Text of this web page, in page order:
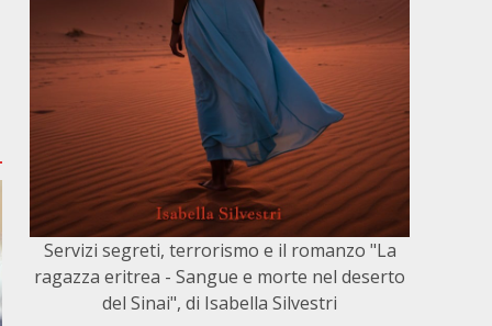
Servizi segreti, terrorismo e il romanzo "La
ragazza eritrea - Sangue e morte nel deserto
del Sinai", di Isabella Silvestri